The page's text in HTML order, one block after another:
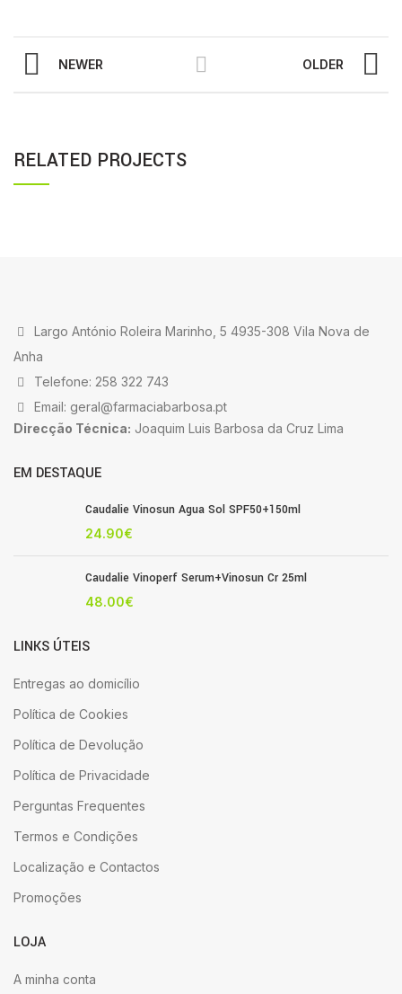
NEWER OLDER
RELATED PROJECTS
Largo António Roleira Marinho, 5 4935-308 Vila Nova de
Anha
Telefone: 258 322 743
Email: geral@farmaciabarbosa.pt
Direcção Técnica: Joaquim Luis Barbosa da Cruz Lima
EM DESTAQUE
Caudalie Vinosun Agua Sol SPF50+150ml
24.90€
Caudalie Vinoperf Serum+Vinosun Cr 25ml
48.00€
LINKS ÚTEIS
Entregas ao domicílio
Política de Cookies
Política de Devolução
Política de Privacidade
Perguntas Frequentes
Termos e Condições
Localização e Contactos
Promoções
LOJA
A minha conta